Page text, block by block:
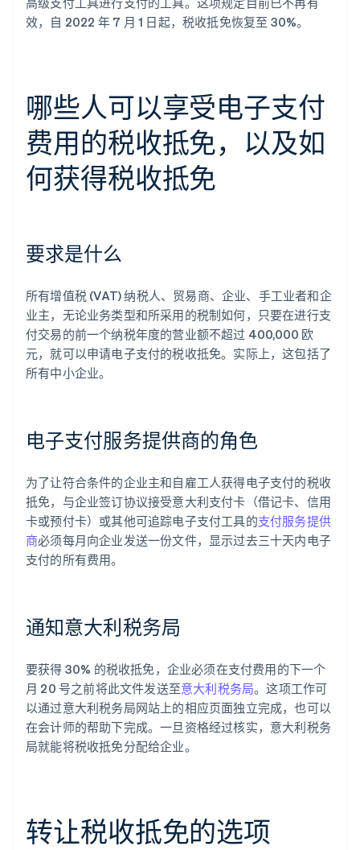
效，自 2022 年 7 月 1 日起，税收抵免恢复至 30%。
哪些人可以享受电子支付
费用的税收抵免，以及如
何获得税收抵免
要求是什么
所有增值税 (VAT) 纳税人、贸易商、企业、手工业者和企
业主，无论业务类型和所采用的税制如何，只要在进行支
付交易的前一个纳税年度的营业额不超过 400,000 欧
元，就可以申请电子支付的税收抵免。实际上，这包括了
所有中小企业。
电子支付服务提供商的角色
为了让符合条件的企业主和自雇工人获得电子支付的税收
抵免，与企业签订协议接受意大利支付卡（借记卡、信用
卡或预付卡）或其他可追踪电子支付工具的支付服务提供
商必须每月向企业发送一份文件，显示过去三十天内电子
支付的所有费用。
通知意大利税务局
要获得 30% 的税收抵免，企业必须在支付费用的下一个
月 20 号之前将此文件发送至意大利税务局。这项工作可
以通过意大利税务局网站上的相应页面独立完成，也可以
在会计师的帮助下完成。一旦资格经过核实，意大利税务
局就能将税收抵免分配给企业。
转让税收抵免的选项